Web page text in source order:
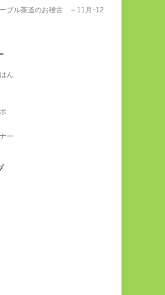
ブル茶道のお稽古 ～11月･12
ん
ー